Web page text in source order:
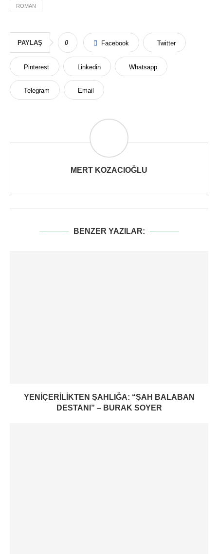
ROMAN
PAYLAŞ 0 Facebook Twitter
Pinterest Linkedin Whatsapp
Telegram Email
MERT KOZACIOĞLU
BENZER YAZILAR:
YENIÇERILIKTEN ŞAHLIĞA: “ŞAH BALABAN
DESTANI” – BURAK SOYER